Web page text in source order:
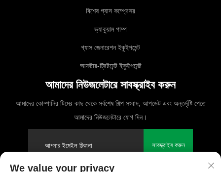
বিশেষ গ্যাস কম্প্রেসর
ভ্যাকুয়াম পাম্প
গ্যাস জেনারেশন ইকুইপমেন্ট
আফটার-ট্রিটমেন্ট ইকুইপমেন্ট
আমাদের নিউজলেটারে সাবস্ক্রাইব করুন
আমাদের কোম্পানির টিমের কাছ থেকে সর্বশেষ শিল্প সংবাদ, আপডেট এবং অন্তর্দৃষ্টি পেতে
আমাদের নিউজলেটারে যোগ দিন।
সাবস্ক্রাইব করুন
We value your privacy